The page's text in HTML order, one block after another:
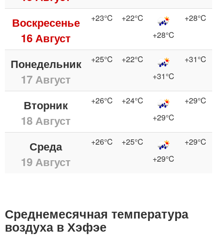
Воскресенье
16 Август
+23°C
+22°C
+28°C
+28°C
Понедельник
17 Август
+25°C
+22°C
+31°C
+31°C
Вторник
18 Август
+26°C
+24°C
+29°C
+29°C
Среда
19 Август
+26°C
+25°C
+29°C
+29°C
Среднемесячная температура
воздуха в Хэфэе